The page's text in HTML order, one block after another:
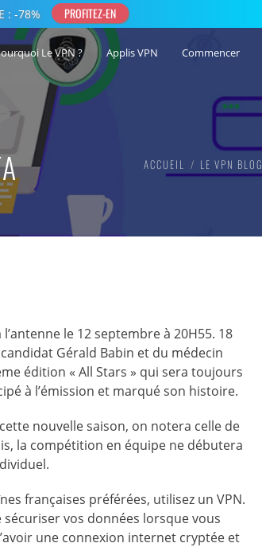
Le VPN ? Applis VPN Commencer
ACCUEIL LE VPN BLOG
le 12 septembre à 20H55. 18
Gérald Babin et du médecin
édition « All Stars » qui sera toujours
à l’émission et marqué son histoire.
nouvelle saison, on notera celle de
la compétition en équipe ne débutera
françaises préférées, utilisez un VPN.
vos données lorsque vous
une connexion internet cryptée et